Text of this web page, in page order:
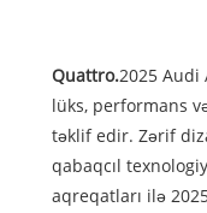
Quattro.2025 Audi
lüks, performans
təklif edir. Zərif
qabaqcıl
aqreqatları ilə